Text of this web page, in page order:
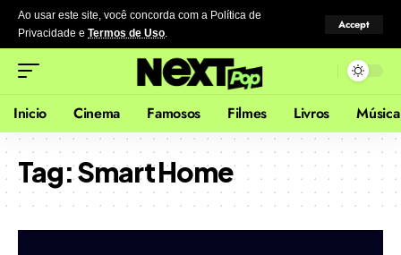
Ao usar este site, você concorda com a Política de
Privacidade e Termos de Uso.
Accept
Inicio Cinema Famosos Filmes Livros Música
Tag:Smart Home